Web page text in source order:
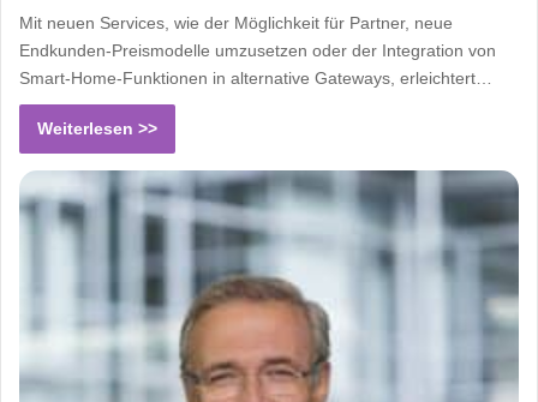
Mit neuen Services, wie der Möglichkeit für Partner, neue
Endkunden-Preismodelle umzusetzen oder der Integration von
Smart-Home-Funktionen in alternative Gateways, erleichtert…
Weiterlesen >>